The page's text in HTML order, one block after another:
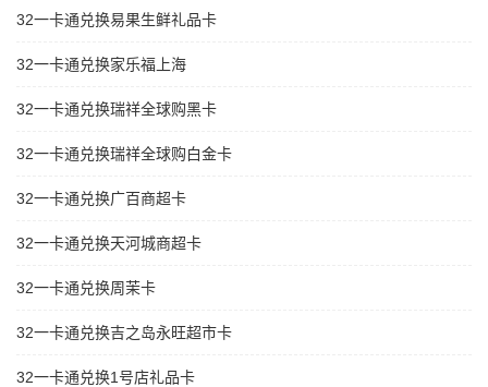
32一卡通兑换易果生鲜礼品卡
32一卡通兑换家乐福上海
32一卡通兑换瑞祥全球购黑卡
32一卡通兑换瑞祥全球购白金卡
32一卡通兑换广百商超卡
32一卡通兑换天河城商超卡
32一卡通兑换周茉卡
32一卡通兑换吉之岛永旺超市卡
32一卡通兑换1号店礼品卡